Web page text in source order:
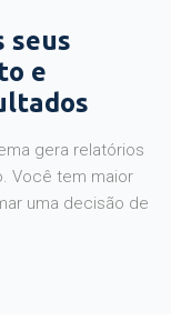
seus
e
gera relatórios
Você tem maior
uma decisão de